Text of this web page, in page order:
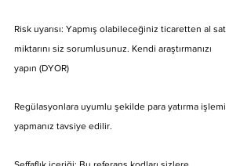
Risk uyarısı: Yapmış olabileceğiniz ticaretten al sat
miktarını siz sorumlusunuz. Kendi araştırmanızı
yapın (DYOR)
Regülasyonlara uyumlu şekilde para yatırma işlemi
yapmanız tavsiye edilir.